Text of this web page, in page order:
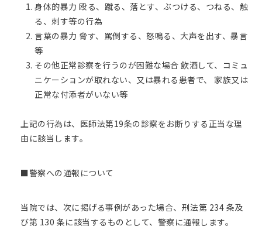
身体的暴力 殴る、蹴る、落とす、ぶつける、つねる、触
る、刺す等の行為
言葉の暴力 脅す、罵倒する、怒鳴る、大声を出す、暴言
等
その他正常診察を行うのが困難な場合 飲酒して、コミュ
ニケーションが取れない、又は暴れる患者で、 家族又は
正常な付添者がいない等
上記の行為は、医師法第19条の診察をお断りする正当な理
由に該当します。
■警察への通報について
当院では、次に掲げる事例があった場合、刑法第 234 条及
び第 130 条に該当するものとして、警察に通報します。